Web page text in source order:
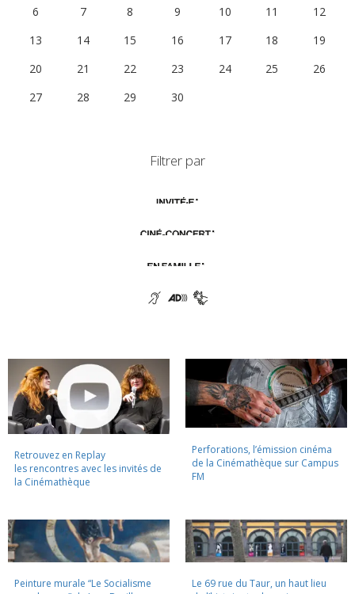
6
7 8 9 10 11
12
13
14 15 16 17 18
19
20
21 22 23 24 25
26
27
28 29 30
Filtrer par
Retrouvez en Replay
les rencontres avec les invités de
la Cinémathèque
Perforations, l’émission cinéma
de la Cinémathèque sur Campus
FM
Peinture murale “Le Socialisme
Le 69 rue du Taur, un haut lieu